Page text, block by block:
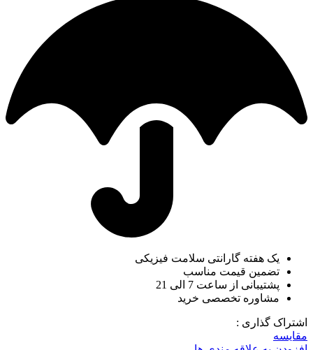
یک هفته گارانتی سلامت فیزیکی
تضمین قیمت مناسب
پشتیبانی از ساعت 7 الی 21
مشاوره تخصصی خرید
اشتراک گذاری :
مقایسه